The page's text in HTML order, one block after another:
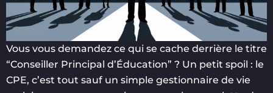
Vous vous demandez ce qui se cache derrière le titre
“Conseiller Principal d’Éducation” ? Un petit spoil : le
CPE, c’est tout sauf un simple gestionnaire de vie